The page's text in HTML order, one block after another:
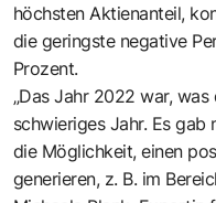
höchsten Aktienanteil,
die geringste negative
Prozent.
„Das Jahr 2022 war,
schwieriges Jahr. Es gab
die Möglichkeit, einen
generieren, z. B. im